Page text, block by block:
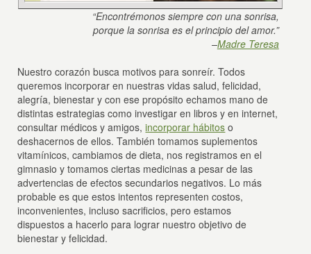
“Encontrémonos siempre con una sonrisa,
porque la sonrisa es el principio del amor.”
–Madre Teresa
Nuestro corazón busca motivos para sonreír. Todos
queremos incorporar en nuestras vidas salud, felicidad,
alegría, bienestar y con ese propósito echamos mano de
distintas estrategias como investigar en libros y en internet,
consultar médicos y amigos,incorporar hábitos o
deshacernos de ellos. También tomamos suplementos
vitamínicos, cambiamos de dieta, nos registramos en el
gimnasio y tomamos ciertas medicinas a pesar de las
advertencias de efectos secundarios negativos. Lo más
probable es que estos intentos representen costos,
inconvenientes, incluso sacrificios, pero estamos
dispuestos a hacerlo para lograr nuestro objetivo de
bienestar y felicidad.